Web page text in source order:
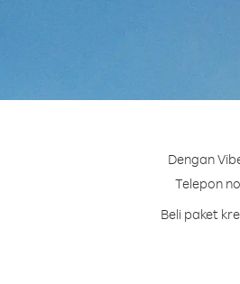
Dengan
Telepon
Beli paket